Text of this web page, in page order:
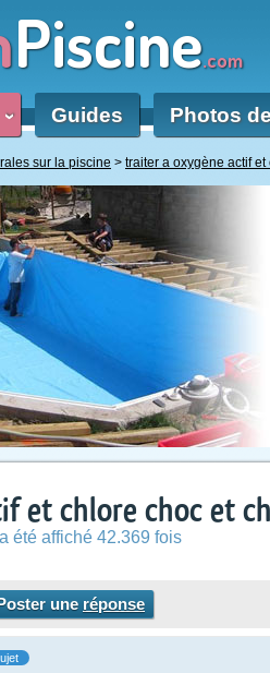
Piscine.com
Guides Photos
sur la piscine traiter a oxygène actif
et chlore choc et
été affiché 42.369 fois
une réponse